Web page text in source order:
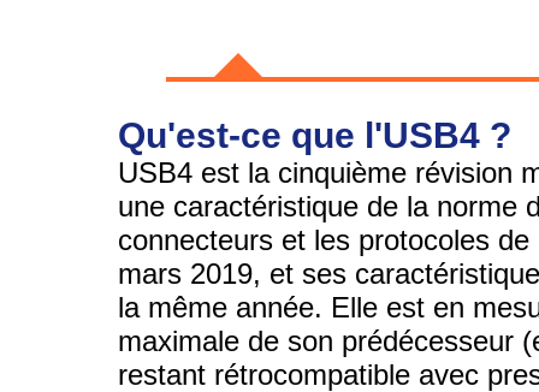
Qu'est-ce que l'USB4 ?
USB4 est la cinquième révision
une caractéristique de la norme
connecteurs et les protocoles
mars 2019, et ses
la même année. Elle est en
maximale de son prédécesseur
restant rétrocompatible avec